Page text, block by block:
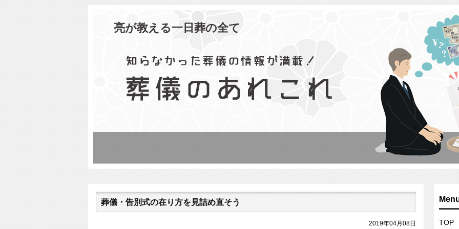
亮が教える一日葬の全て
葬儀・告別式の在り方を見詰め直そう
2019年04月08日 TOP